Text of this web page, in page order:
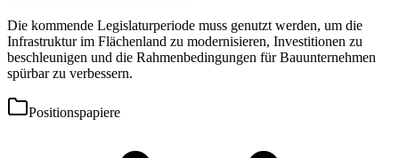
Die kommende Legislaturperiode muss genutzt werden, um die
Infrastruktur im Flächenland zu modernisieren, Investitionen zu
beschleunigen und die Rahmenbedingungen für Bauunternehmen
spürbar zu verbessern.
Positionspapiere